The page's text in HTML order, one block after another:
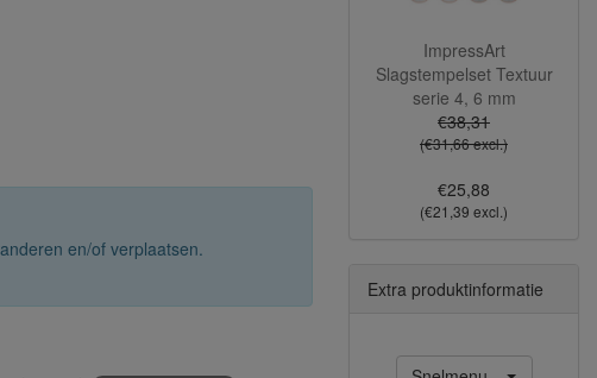
en/of verplaatsen.
ImpressArt
Slagstempelset Textuur
serie 4, 6 mm
€38,31
(€31,66 excl.)
€25,88
(€21,39 excl.)
Extra produktinformatie